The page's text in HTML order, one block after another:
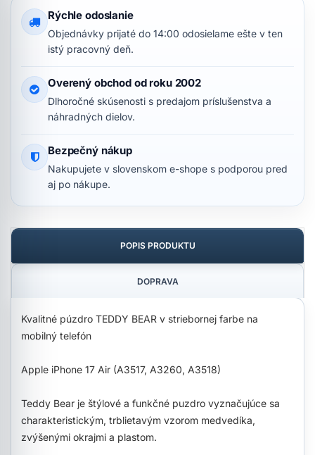
Rýchle odoslanie
Objednávky prijaté do 14:00 odosielame ešte v ten
istý pracovný deň.
Overený obchod od roku 2002
Dlhoročné skúsenosti s predajom príslušenstva a
náhradných dielov.
Bezpečný nákup
Nakupujete v slovenskom e-shope s podporou pred
aj po nákupe.
POPIS PRODUKTU
DOPRAVA
Kvalitné púzdro TEDDY BEAR v striebornej farbe na
mobilný telefón
Apple iPhone 17 Air (A3517, A3260, A3518)
Teddy Bear je štýlové a funkčné puzdro vyznačujúce sa
charakteristickým, trblietavým vzorom medvedíka,
zvýšenými okrajmi a plastom.